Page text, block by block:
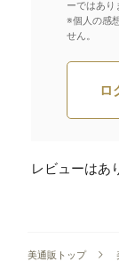
ーではあり
※個人の感
せん。
ロ
レビューはあ
美通販トップ